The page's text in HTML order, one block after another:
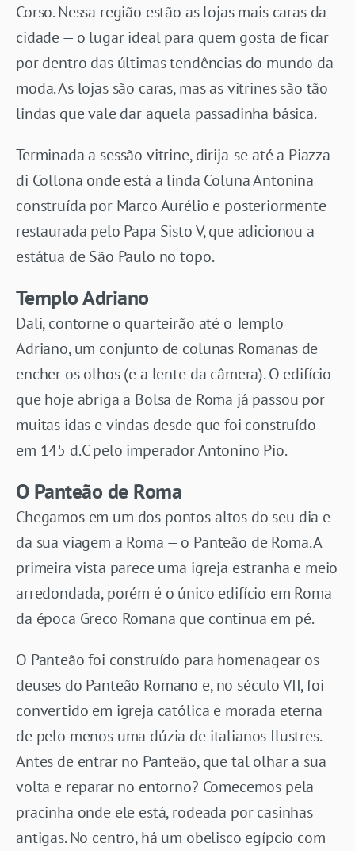
Corso. Nessa região estão as lojas mais caras da
cidade — o lugar ideal para quem gosta de ficar
por dentro das últimas tendências do mundo da
moda. As lojas são caras, mas as vitrines são tão
lindas que vale dar aquela passadinha básica.
Terminada a sessão vitrine, dirija-se até a Piazza
di Collona onde está a linda Coluna Antonina
construída por Marco Aurélio e posteriormente
restaurada pelo Papa Sisto V, que adicionou a
estátua de São Paulo no topo.
Templo Adriano
Dali, contorne o quarteirão até o Templo
Adriano, um conjunto de colunas Romanas de
encher os olhos (e a lente da câmera). O edifício
que hoje abriga a Bolsa de Roma já passou por
muitas idas e vindas desde que foi construído
em 145 d.C pelo imperador Antonino Pio.
O Panteão de Roma
Chegamos em um dos pontos altos do seu dia e
da sua viagem a Roma — o Panteão de Roma. A
primeira vista parece uma igreja estranha e meio
arredondada, porém é o único edifício em Roma
da época Greco Romana que continua em pé.
O Panteão foi construído para homenagear os
deuses do Panteão Romano e, no século VII, foi
convertido em igreja católica e morada eterna
de pelo menos uma dúzia de italianos Ilustres.
Antes de entrar no Panteão, que tal olhar a sua
volta e reparar no entorno? Comecemos pela
pracinha onde ele está, rodeada por casinhas
antigas. No centro, há um obelisco egípcio com